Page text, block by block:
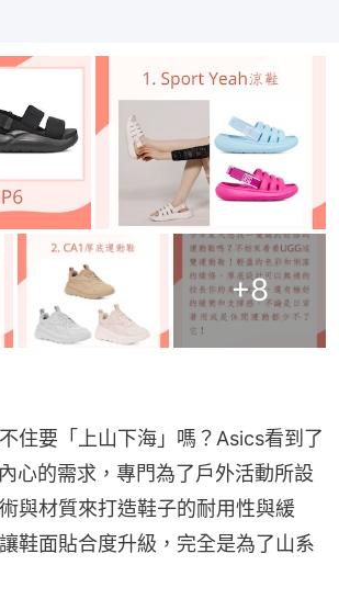
+8
住要「上山下海」嗎？Asics看到了
心的需求，專門為了戶外活動所設
與材質來打造鞋子的耐用性與緩
鞋面貼合度升級，完全是為了山系